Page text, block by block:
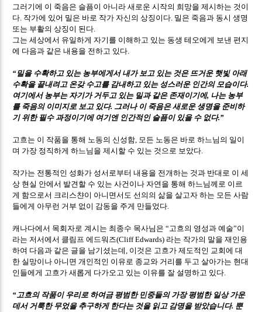
그러기에 이 죽음은 슬픔이 아니라 새로운 시작의 희망을 제시하는 것이
다 작가에 있어 밀은 바로 작가 자신의 상징이다 밀은 죽음과 동시 생명
또는 부활의 상징이 된다
그는 세상에서 유일하게 자기를 이해하고 있는 동생 테오에게 보낸 편지
에 다음과 같은 내용을 전하고 있다
“밀을 수확하고 있는 농부에게서 내가 보고 있는 것은 뜨거운 햇빛 아래
수확을 끝내려고 온갖 수고를 감내하고 있는 성스러운 인간의 모습이다.
여기에서 농부는 자기가 거두고 있는 밀과 같은 존재이기에, 나는 농부
를 죽음의 이미지로 보고 있다. 그러나 이 죽음은 새로운 생명을 준비하
기 위한 필수 과정이기에 여기엔 인간적인 슬픔이 있을 수 없다.”
고흐는 이 작품을 통해 노동의 신성함 모든 노동은 바로 하느님의 일이
며 가장 정직하게 하느님을 제시할 수 있는 것으로 보았다
작가는 전통적인 성화가 성서로부터 내용을 전개하는 것과 반대로 이 세
상 현실 안에서 발견할 수 있는 사건이나 자연을 통해 하느님께로 이르
게 함으로서 크리스챤이 아니면서도 선의의 삶을 살고자 하는 모든 사람
들에게 아무런 거부 없이 감동을 주게 만들었다
캐나다에서 목회자로 계시는 최종수 목사님은“고흐의 영성과 예술”이
라는 저서에서 클림프 에드워즈(Cliff Edwards) 라는 작가의 말을 재인용
하여 다음과 같은 글을 남기셨는데 이것은 고흐가 제도적인 교회에 대
한 실망이나 아니면 개인적인 이유로 종교와 거리를 두고 살아가는 현대
인들에게 고흐가 새롭게 다가오고 있는 이유를 잘 설명하고 있다
“고흐의 작품이 우리로 하여금 평범한 민중들의 가장 평범한 일상 가운
데서 거룩한 무었을 추구하게 한다는 것을 읽고 감명을 받았습니다. 뿐